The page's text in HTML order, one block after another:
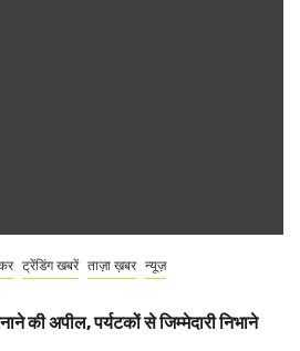
ट्रेंडिंग खबरें ताज़ा ख़बर न्यूज़
की अपील, पर्यटकों से जिम्मेदारी निभाने